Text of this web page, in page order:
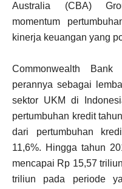
Australia (CBA)
momentum
kinerja keuangan yang
Commonwealth Bank
perannya sebagai
sektor UKM di
pertumbuhan kredit
dari pertumbuhan
11,6%. Hingga tahun
mencapai Rp 15,57
triliun pada periode